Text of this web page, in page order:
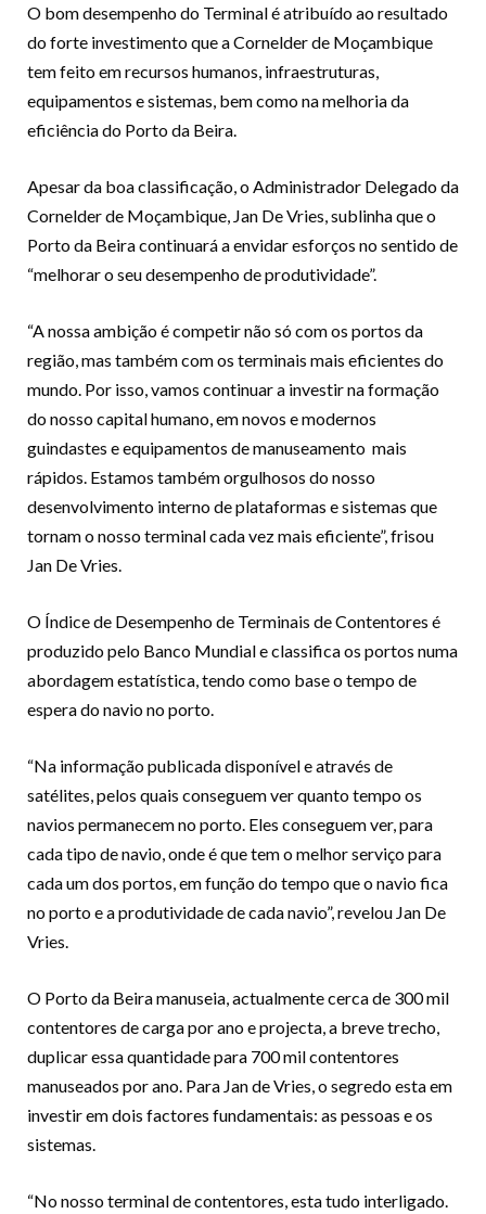
O bom desempenho do Terminal é atribuído ao resultado
do forte investimento que a Cornelder de Moçambique
tem feito em recursos humanos, infraestruturas,
equipamentos e sistemas, bem como na melhoria da
eficiência do Porto da Beira.
Apesar da boa classificação, o Administrador Delegado da
Cornelder de Moçambique, Jan De Vries, sublinha que o
Porto da Beira continuará a envidar esforços no sentido de
“melhorar o seu desempenho de produtividade”.
“A nossa ambição é competir não só com os portos da
região, mas também com os terminais mais eficientes do
mundo. Por isso, vamos continuar a investir na formação
do nosso capital humano, em novos e modernos
guindastes e equipamentos de manuseamento mais
rápidos. Estamos também orgulhosos do nosso
desenvolvimento interno de plataformas e sistemas que
tornam o nosso terminal cada vez mais eficiente”, frisou
Jan De Vries.
O Índice de Desempenho de Terminais de Contentores é
produzido pelo Banco Mundial e classifica os portos numa
abordagem estatística, tendo como base o tempo de
espera do navio no porto.
“Na informação publicada disponível e através de
satélites, pelos quais conseguem ver quanto tempo os
navios permanecem no porto. Eles conseguem ver, para
cada tipo de navio, onde é que tem o melhor serviço para
cada um dos portos, em função do tempo que o navio fica
no porto e a produtividade de cada navio”, revelou Jan De
Vries.
O Porto da Beira manuseia, actualmente cerca de 300 mil
contentores de carga por ano e projecta, a breve trecho,
duplicar essa quantidade para 700 mil contentores
manuseados por ano. Para Jan de Vries, o segredo esta em
investir em dois factores fundamentais: as pessoas e os
sistemas.
“No nosso terminal de contentores, esta tudo interligado.